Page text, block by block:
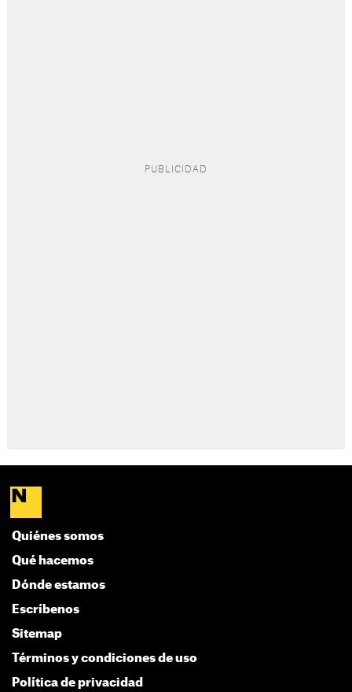
Quiénes somos
Qué hacemos
Dónde estamos
Escríbenos
Sitemap
Términos y condiciones de uso
Política de privacidad